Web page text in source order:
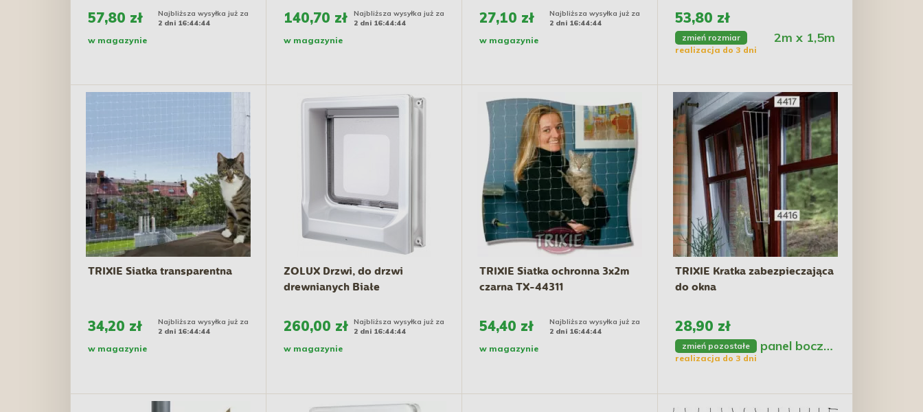
57,80 zł
Najbliższa wysyłka już za
2 dni 16:44:43
w magazynie
140,70 zł
Najbliższa wysyłka już za
2 dni 16:44:43
w magazynie
27,10 zł
Najbliższa wysyłka już za
2 dni 16:44:43
w magazynie
53,80 zł
zmień rozmiar 2m x 1,5m
realizacja do 3 dni
TRIXIE Siatka transparentna
34,20 zł
Najbliższa wysyłka już za
2 dni 16:44:43
w magazynie
ZOLUX Drzwi, do drzwi
drewnianych Białe
260,00 zł
Najbliższa wysyłka już za
2 dni 16:44:43
w magazynie
TRIXIE Siatka ochronna 3x2m
czarna TX-44311
54,40 zł
Najbliższa wysyłka już za
2 dni 16:44:43
w magazynie
TRIXIE Kratka zabezpieczająca
do okna
28,90 zł
zmień pozostałe panel boczny
realizacja do 3 dni